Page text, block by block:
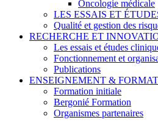
Oncologie médicale
LES ESSAIS ET
Qualité et gestion des
RECHERCHE ET
Les essais et études
Fonctionnement et
Publications
ENSEIGNEMENT &
Formation initiale
Bergonié Formation
Organismes partenaires